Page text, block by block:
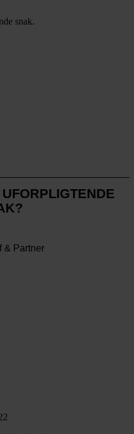
snak.
& Partner